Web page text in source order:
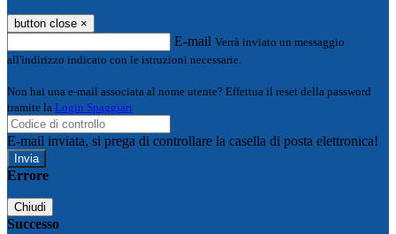
button close ×
E-mail Verrà inviato un messaggio
all'indirizzo indicato con le istruzioni necessarie.
Non hai una e-mail associata al nome utente? Effettua il reset della password
tramite la Login Spaggiari
E-mail inviata, si prega di controllare la casella di posta elettronica!
Errore
Chiudi
Successo